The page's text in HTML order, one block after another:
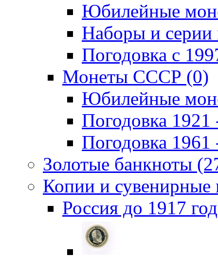
Юбилейные
Наборы и серии
Погодовка c
Монеты СССР (0)
Юбилейные
Погодовка 1921
Погодовка 1961
Золотые банкноты
Копии и
Россия до 1917